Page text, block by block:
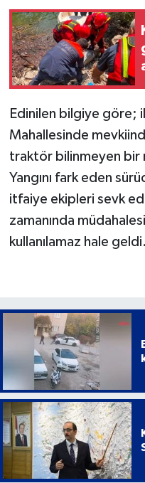
Edinilen bilgiye göre;
Mahallesinde
traktör bilinmeyen bir
Yangını fark eden
itfaiye ekipleri sevk
zamanında
kullanılamaz hale geldi.